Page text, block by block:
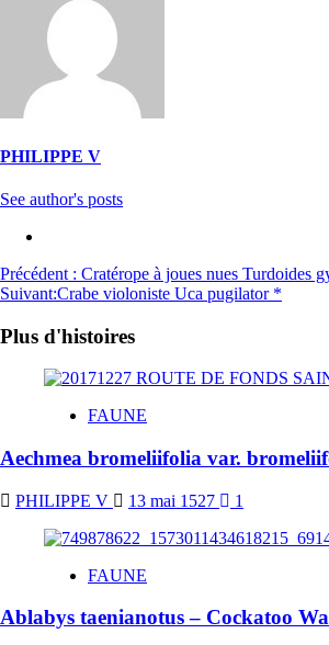
PHILIPPE V
See author's posts
Précédent : Cratérope à joues nues Turdoides
Suivant:Crabe violoniste Uca pugilator *
Plus d'histoires
FAUNE
Aechmea bromeliifolia var.
PHILIPPE V 13 mai 1527 1
FAUNE
Ablabys taenianotus – Cockatoo